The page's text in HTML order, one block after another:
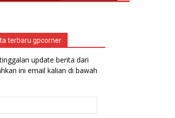
terbaru gpcorner
update berita dari
ini email kalian di bawah